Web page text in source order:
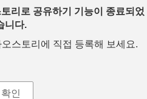
리로 공유하기 기능이 종료되었
니다.
스토리에 직접 등록해 보세요.
확인